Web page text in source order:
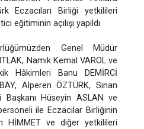
Eczacıları Birliği yetkilileri
eğitiminin açılışı yapıldı.
Genel Müdür
Namık Kemal VAROL ve
Hâkimleri Banu DEMİRCİ
Alperen ÖZTÜRK, Sinan
Başkanı Hüseyin ASLAN ve
ile Eczacılar Birliğinin
HİMMET ve diğer yetkilileri